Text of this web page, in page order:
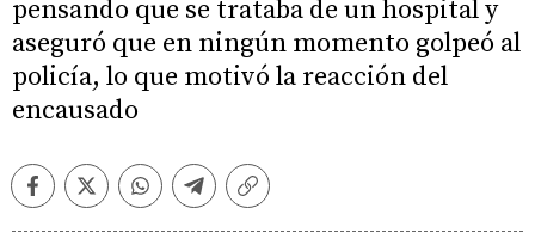
pensando que se trataba de un hospital y
aseguró que en ningún momento golpeó al
policía, lo que motivó la reacción del
encausado
FacebookTwitterWhatsappTelegramCopiar